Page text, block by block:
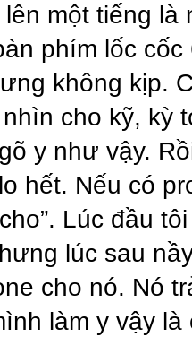
một tiếng là
phím lốc
không kịp.
cho kỹ, kỳ
y như vậy.
hết. Nếu có
Lúc đầu
lúc sau
cho nó. Nó
làm y vậy là